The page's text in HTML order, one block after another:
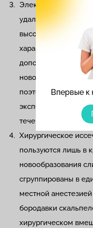
Впервые к
Электрокоагуляция
удаляют тонкой
высокочастотным
характеризуется
дополнительным
новообразования
поэтому могут быть
экспертизу. Следы
течение недели.
Хирургическое
пользуются лишь в
новообразования
сгруппированы в
местной
бородавки
хирургическом